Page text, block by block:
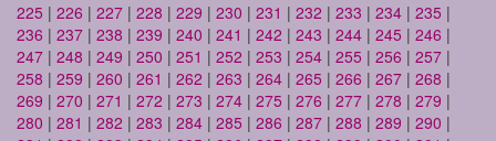
225 | 226 | 227 | 228 | 229 | 230 | 231 | 232 | 233 | 234 | 235 |
236 | 237 | 238 | 239 | 240 | 241 | 242 | 243 | 244 | 245 | 246 |
247 | 248 | 249 | 250 | 251 | 252 | 253 | 254 | 255 | 256 | 257 |
258 | 259 | 260 | 261 | 262 | 263 | 264 | 265 | 266 | 267 | 268 |
269 | 270 | 271 | 272 | 273 | 274 | 275 | 276 | 277 | 278 | 279 |
280 | 281 | 282 | 283 | 284 | 285 | 286 | 287 | 288 | 289 | 290 |